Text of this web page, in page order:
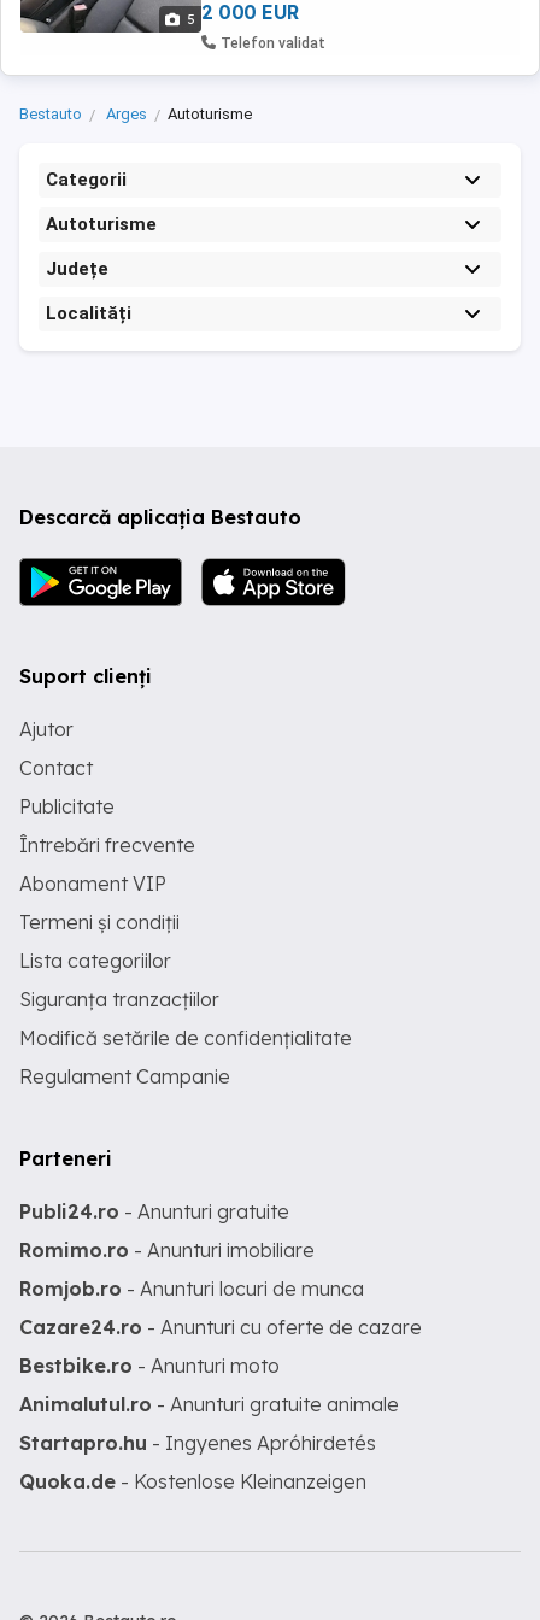
5
Combustibil ...
2 000 EUR
Telefon validat
Bestauto Arges Autoturisme
Categorii
Autoturisme
Județe
Localități
Descarcă aplicația Bestauto
Suport clienți
Ajutor
Contact
Publicitate
Întrebări frecvente
Abonament VIP
Termeni și condiții
Lista categoriilor
Siguranța tranzacțiilor
Modifică setările de confidențialitate
Regulament Campanie
Parteneri
Publi24.ro - Anunturi gratuite
Romimo.ro - Anunturi imobiliare
Romjob.ro - Anunturi locuri de munca
Cazare24.ro - Anunturi cu oferte de cazare
Bestbike.ro - Anunturi moto
Animalutul.ro - Anunturi gratuite animale
Startapro.hu - Ingyenes Apróhirdetés
Quoka.de - Kostenlose Kleinanzeigen